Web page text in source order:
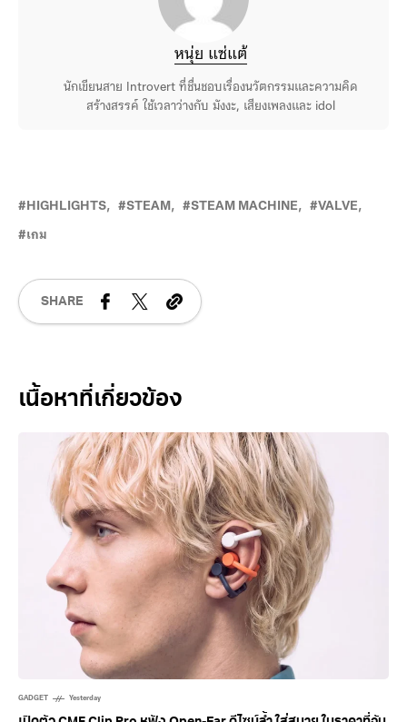
หนุ่ย แซ่แต้
นักเขียนสาย Introvert ที่ชื่นชอบเรื่องนวัตกรรมและความคิด
สร้างสรรค์ ใช้เวลาว่างกับ มังงะ, เสียงเพลงและ idol
HIGHLIGHTS STEAM STEAM MACHINE VALVE
เกม
SHARE
Related Posts
GADGET Yesterday